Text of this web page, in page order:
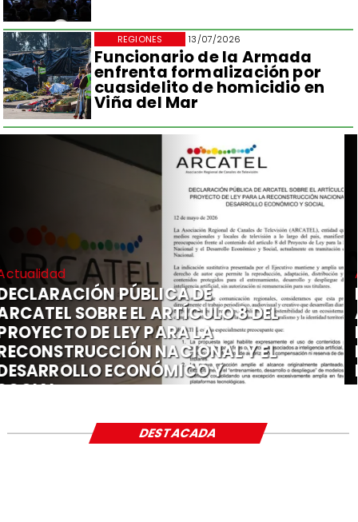
13/07/2026
Funcionario de la Armada
enfrenta formalización por
cuasidelito de homicidio en
Viña del Mar
REGIONES
Actualidad
DECLARACIÓN PÚBLICA DE
ARCATEL SOBRE EL ARTÍCULO 8 DEL
PROYECTO DE LEY PARA LA
RECONSTRUCCIÓN NACIONAL Y EL
DESARROLLO ECONÓMICO Y
SOCIAL
DESTACADA